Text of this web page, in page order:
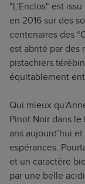
"L’Enclos" est
en 2016 sur des
centenaires des
est abrité par des
pistachiers
équitablement
Qui mieux
Pinot Noir dans
ans aujourd’hui
espérances.
et un caractère
par une belle